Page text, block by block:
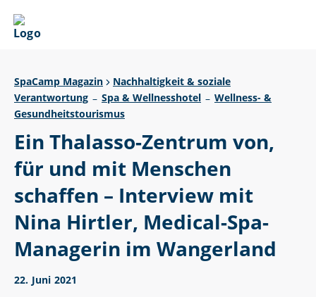
SpaCamp Magazin
Nachhaltigkeit & soziale
Verantwortung – Spa & Wellnesshotel – Wellness- &
Gesundheitstourismus
Ein Thalasso-Zentrum von,
für und mit Menschen
schaffen – Interview mit
Nina Hirtler, Medical-Spa-
Managerin im Wangerland
22. Juni 2021